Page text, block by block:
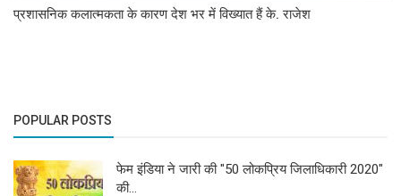
प्रशासनिक कलात्मकता के कारण देश भर में विख्यात हैं के. राजेश
POPULAR POSTS
फेम इंडिया ने जारी की "50 लोकप्रिय जिलाधिकारी 2020"
की...